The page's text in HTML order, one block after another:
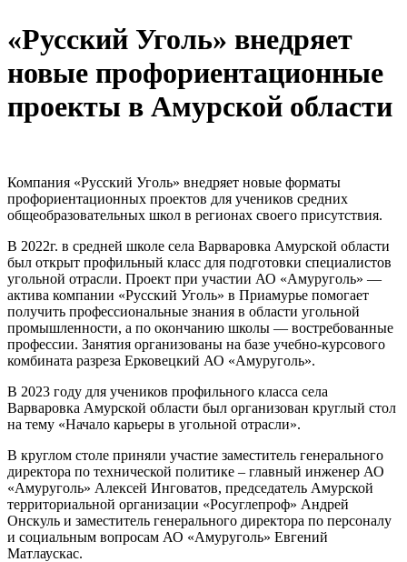
«Русский Уголь» внедряет
новые профориентационные
проекты в Амурской области
Компания «Русский Уголь» внедряет новые форматы
профориентационных проектов для учеников средних
общеобразовательных школ в регионах своего присутствия.
В 2022г. в средней школе села Варваровка Амурской области
был открыт профильный класс для подготовки специалистов
угольной отрасли. Проект при участии АО «Амуруголь» —
актива компании «Русский Уголь» в Приамурье помогает
получить профессиональные знания в области угольной
промышленности, а по окончанию школы — востребованные
профессии. Занятия организованы на базе учебно-курсового
комбината разреза Ерковецкий АО «Амуруголь».
В 2023 году для учеников профильного класса села
Варваровка Амурской области был организован круглый стол
на тему «Начало карьеры в угольной отрасли».
В круглом столе приняли участие заместитель генерального
директора по технической политике – главный инженер АО
«Амуруголь» Алексей Инговатов, председатель Амурской
территориальной организации «Росуглепроф» Андрей
Онскуль и заместитель генерального директора по персоналу
и социальным вопросам АО «Амуруголь» Евгений
Матлаускас.